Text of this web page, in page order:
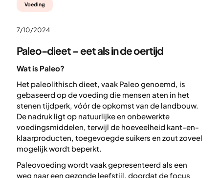
Voeding
7/10/2024
Paleo-dieet – eet als in de oertijd
Wat is Paleo?
Het paleolithisch dieet, vaak Paleo genoemd, is
gebaseerd op de voeding die mensen aten in het
stenen tijdperk, vóór de opkomst van de landbouw.
De nadruk ligt op natuurlijke en onbewerkte
voedingsmiddelen, terwijl de hoeveelheid kant-en-
klaarproducten, toegevoegde suikers en zout zoveel
mogelijk wordt beperkt.
Paleovoeding wordt vaak gepresenteerd als een
weg naar een gezonde leefstijl, doordat de focus